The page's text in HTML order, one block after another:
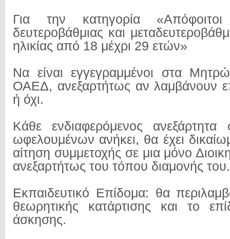
Για την κατηγορία «Απόφοιτοι
δευτεροβάθμιας και
ηλικίας από 18 μέχρι 29 ετών»
Να είναι εγγεγραμμένοι στα
ΟΑΕΔ, ανεξαρτήτως αν λαμβάνουν
ή όχι.
Κάθε ενδιαφερόμενος
ωφελουμένων ανήκει, θα έχει
αίτηση συμμετοχής σε μια μόνο
ανεξαρτήτως του τόπου διαμονής του.
Εκπαιδευτικό Επίδομα: θα
θεωρητικής κατάρτισης και το
άσκησης.